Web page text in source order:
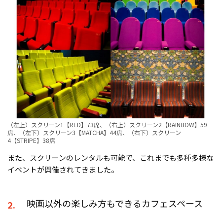
（左上）スクリーン1【RED】73席、（右上）スクリーン2【RAINBOW】59
席、（左下）スクリーン3【MATCHA】44席、（右下）スクリーン
4【STRIPE】38席
また、スクリーンのレンタルも可能で、これまでも多種多様な
イベントが開催されてきました。
2. 映画以外の楽しみ方もできるカフェスペース